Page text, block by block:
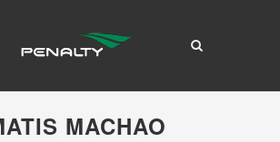
MACHAO